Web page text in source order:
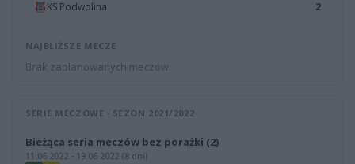
KS Podwolina
2
NAJBLIŻSZE MECZE
Brak zaplanowanych meczów.
SERIE MECZOWE · SEZON 2021/2022
Bieżąca seria meczów bez porażki (2)
11.06.2022 - 19.06.2022 (8 dni)